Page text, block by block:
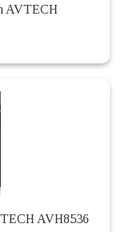
AVTECH
AVH8536